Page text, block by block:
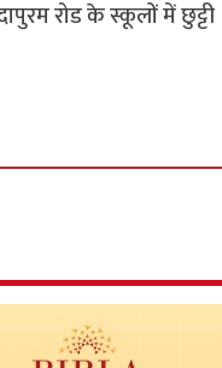
रोड के स्कूलों में छुट्टी